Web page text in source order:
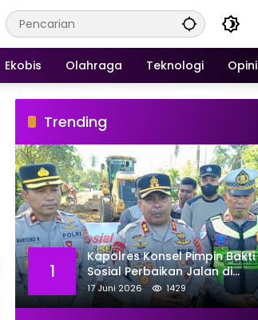
Ekobis Olahraga Teknologi Opini
Trending
1
Kapolres Konsel Pimpin Bakti
Sosial Perbaikan Jalan di
Kecamatan Laeya, 19 Titik
Rusak Siap Ditambal
17 Juni 2026 1429